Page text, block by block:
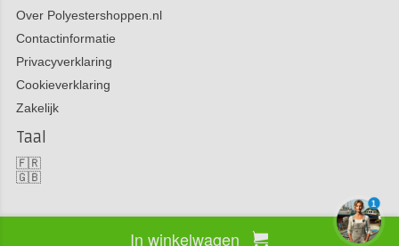
In winkelwagen
Over Polyestershoppen.nl
Contactinformatie
Privacyverklaring
Cookieverklaring
Zakelijk
Taal
🇫🇷
🇬🇧
Copyright 2026 Polyestershoppen bv
1